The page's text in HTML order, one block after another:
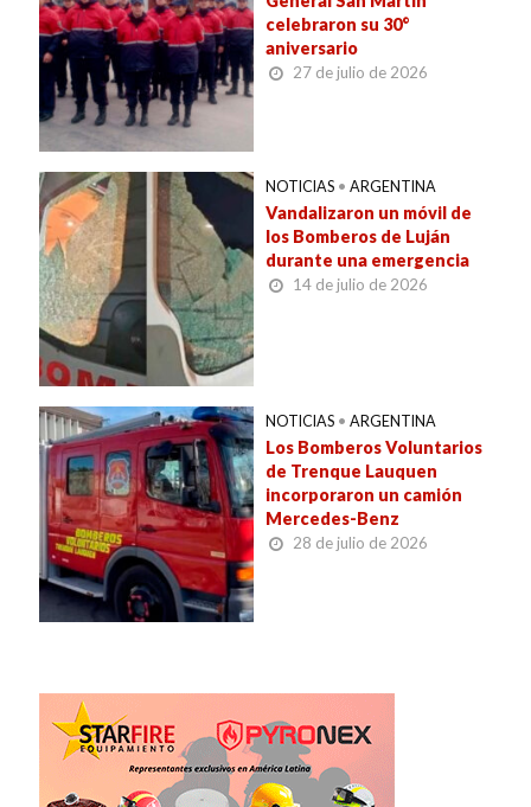
celebraron su 30°
aniversario
27 de julio de 2026
NOTICIAS • ARGENTINA
Vandalizaron un móvil de
los Bomberos de Luján
durante una emergencia
14 de julio de 2026
NOTICIAS • ARGENTINA
Los Bomberos Voluntarios
de Trenque Lauquen
incorporaron un camión
Mercedes-Benz
28 de julio de 2026